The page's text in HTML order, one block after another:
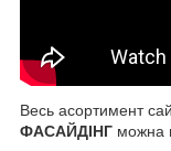
Весь асортимент
ФАСАЙДІНГ можна